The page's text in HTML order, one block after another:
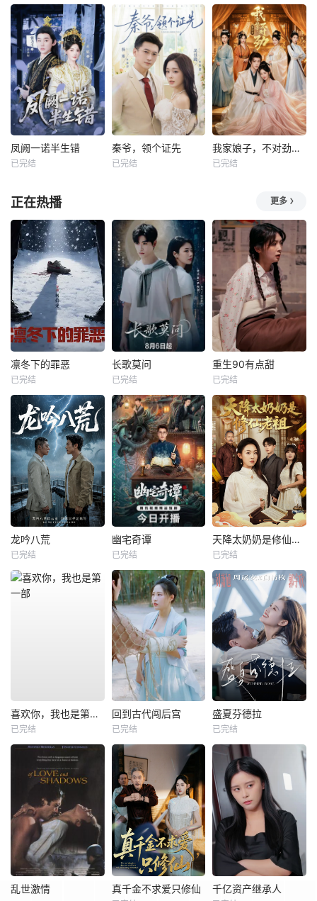
凤阙一诺半生错
已完结
秦爷，领个证先
已完结
我家娘子，不对劲第四季
已完结
正在热播 更多
凛冬下的罪恶
已完结
长歌莫问
已完结
重生90有点甜
已完结
龙吟八荒
已完结
幽宅奇谭
已完结
天降太奶奶是修仙老祖
已完结
喜欢你，我也是第一部
已完结
回到古代闯后宫
已完结
盛夏芬德拉
已完结
乱世激情 真千金不求爱只修仙 千亿资产继承人